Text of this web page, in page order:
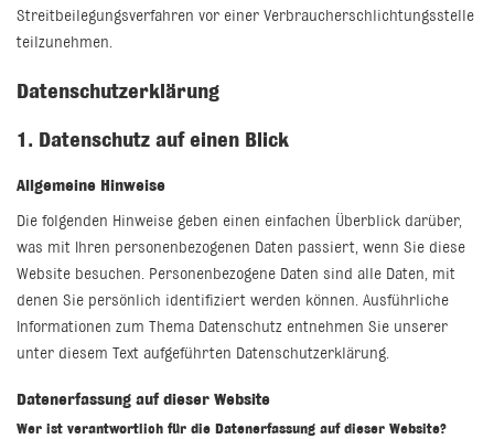
Streitbeilegungsverfahren vor einer Verbraucherschlichtungsstelle
teilzunehmen.
Datenschutz­erklärung
1. Datenschutz auf einen Blick
Allgemeine Hinweise
Die folgenden Hinweise geben einen einfachen Überblick darüber,
was mit Ihren personenbezogenen Daten passiert, wenn Sie diese
Website besuchen. Personenbezogene Daten sind alle Daten, mit
denen Sie persönlich identifiziert werden können. Ausführliche
Informationen zum Thema Datenschutz entnehmen Sie unserer
unter diesem Text aufgeführten Datenschutzerklärung.
Datenerfassung auf dieser Website
Wer ist verantwortlich für die Datenerfassung auf dieser Website?